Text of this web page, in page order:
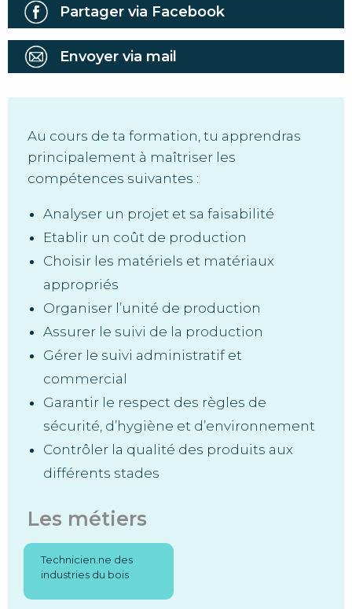
Partager via Facebook
Envoyer via mail
Au cours de ta formation, tu apprendras
principalement à maîtriser les
compétences suivantes :
Analyser un projet et sa faisabilité
Etablir un coût de production
Choisir les matériels et matériaux
appropriés
Organiser l’unité de production
Assurer le suivi de la production
Gérer le suivi administratif et
commercial
Garantir le respect des règles de
sécurité, d’hygiène et d’environnement
Contrôler la qualité des produits aux
différents stades
Les métiers
Technicien.ne des
industries du bois